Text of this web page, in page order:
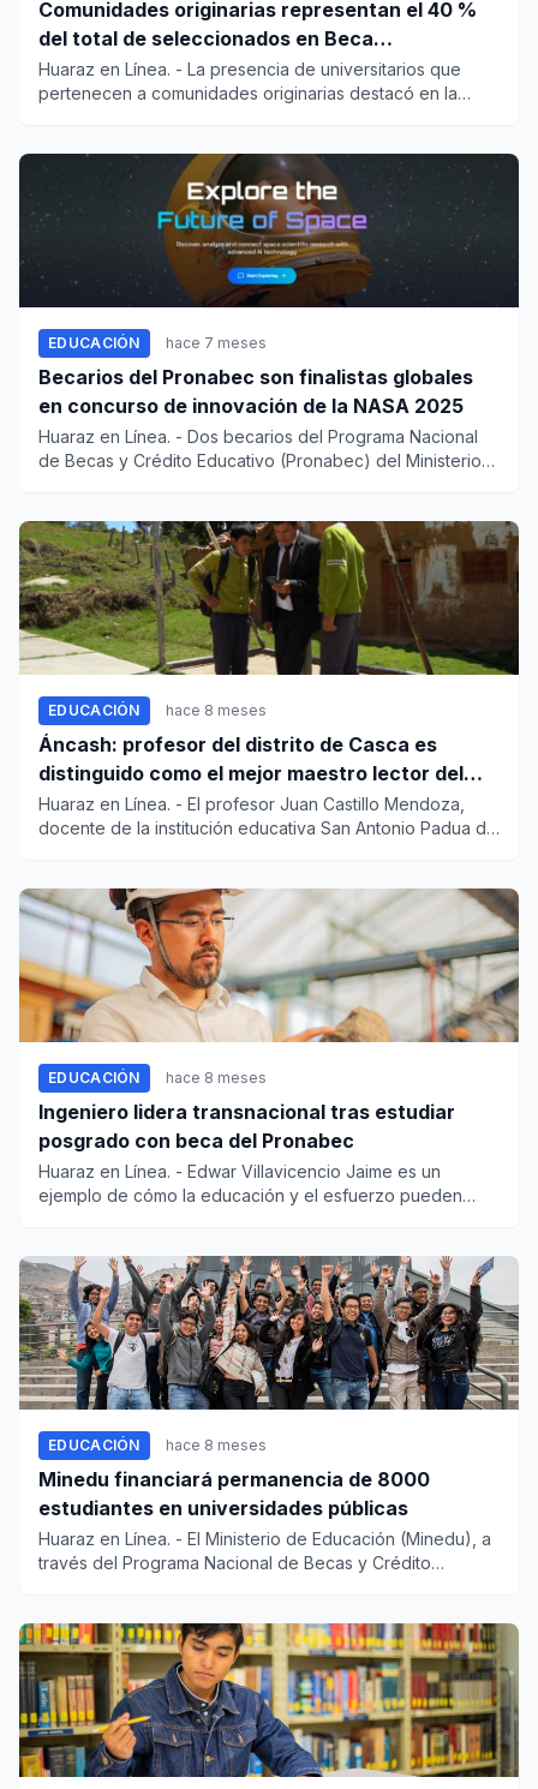
Comunidades originarias representan el 40 %
del total de seleccionados en Beca
Permanencia
Huaraz en Línea. - La presencia de universitarios que
pertenecen a comunidades originarias destacó en la
EDUCACIÓN hace 7 meses
Becarios del Pronabec son finalistas globales
en concurso de innovación de la NASA 2025
Huaraz en Línea. - Dos becarios del Programa Nacional
de Becas y Crédito Educativo (Pronabec) del Ministerio
EDUCACIÓN hace 8 meses
Áncash: profesor del distrito de Casca es
distinguido como el mejor maestro lector del
mes
Huaraz en Línea. - El profesor Juan Castillo Mendoza,
docente de la institución educativa San Antonio Padua de
EDUCACIÓN hace 8 meses
Ingeniero lidera transnacional tras estudiar
posgrado con beca del Pronabec
Huaraz en Línea. - Edwar Villavicencio Jaime es un
ejemplo de cómo la educación y el esfuerzo pueden
EDUCACIÓN hace 8 meses
Minedu financiará permanencia de 8000
estudiantes en universidades públicas
Huaraz en Línea. - El Ministerio de Educación (Minedu), a
través del Programa Nacional de Becas y Crédito